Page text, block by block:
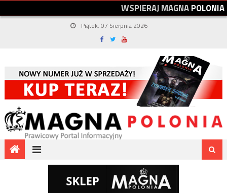
WSPIERAJMAGNAPOLONIA
Piątek, 07 Sierpnia 2026